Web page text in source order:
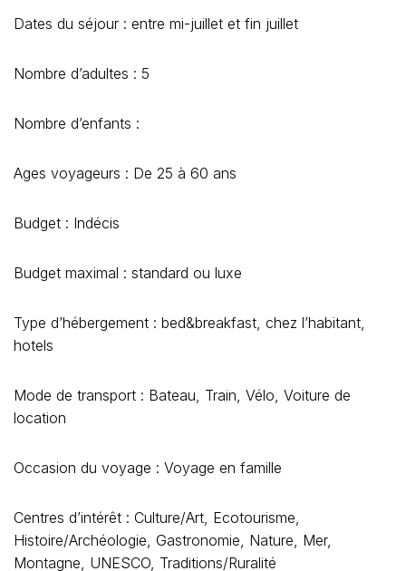
Dates du séjour : entre mi-juillet et fin juillet
Nombre d’adultes : 5
Nombre d’enfants :
Ages voyageurs : De 25 à 60 ans
Budget : Indécis
Budget maximal : standard ou luxe
Type d’hébergement : bed&breakfast, chez l’habitant,
hotels
Mode de transport : Bateau, Train, Vélo, Voiture de
location
Occasion du voyage : Voyage en famille
Centres d’intérêt : Culture/Art, Ecotourisme,
Histoire/Archéologie, Gastronomie, Nature, Mer,
Montagne, UNESCO, Traditions/Ruralité